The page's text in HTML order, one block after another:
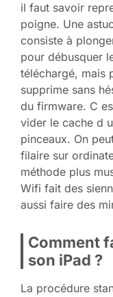
il faut savoir
poigne. Une
consiste à
pour débusquer
téléchargé, mais
supprime sans
du firmware. C
vider le cache d
pinceaux. On
filaire sur
méthode plus
Wifi fait des
aussi faire des
Comment
son iPad ?
La procédure